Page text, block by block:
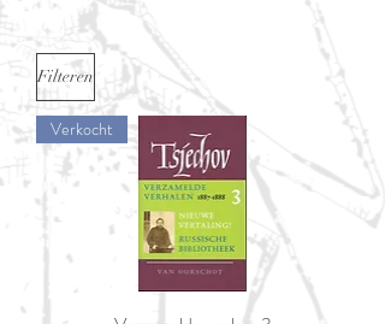
Filteren
Verkocht